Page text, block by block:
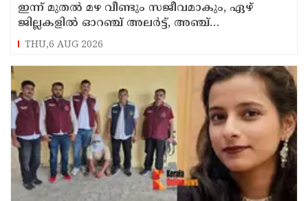
ഇന്ന് മുതല്‍ മഴ വീണ്ടും സജീവമാകും, ഏഴ്
ജില്ലകളില്‍ ഓറഞ്ച് അലര്‍ട്ട്, അഞ്ച്
താലൂക്കുകളില്‍ അവധി
THU,6 AUG 2026